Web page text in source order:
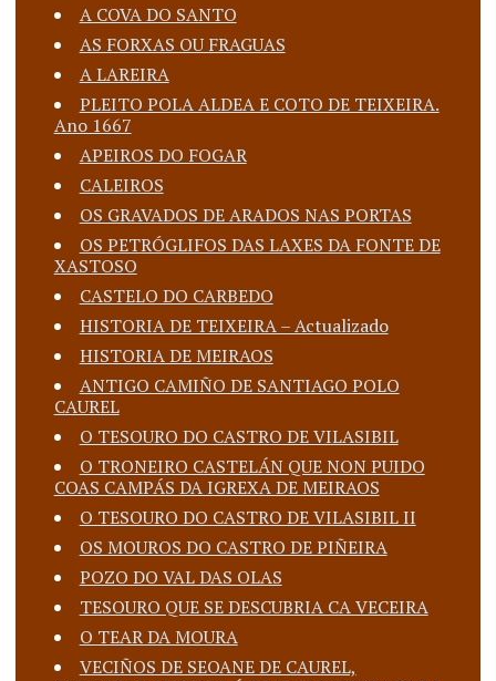
A COVA DO SANTO
AS FORXAS OU FRAGUAS
A LAREIRA
PLEITO POLA ALDEA E COTO DE TEIXEIRA.
Ano 1667
APEIROS DO FOGAR
CALEIROS
OS GRAVADOS DE ARADOS NAS PORTAS
OS PETRÓGLIFOS DAS LAXES DA FONTE DE
XASTOSO
CASTELO DO CARBEDO
HISTORIA DE TEIXEIRA – Actualizado
HISTORIA DE MEIRAOS
ANTIGO CAMIÑO DE SANTIAGO POLO
CAUREL
O TESOURO DO CASTRO DE VILASIBIL
O TRONEIRO CASTELÁN QUE NON PUIDO
COAS CAMPÁS DA IGREXA DE MEIRAOS
O TESOURO DO CASTRO DE VILASIBIL II
OS MOUROS DO CASTRO DE PIÑEIRA
POZO DO VAL DAS OLAS
TESOURO QUE SE DESCUBRIA CA VECEIRA
O TEAR DA MOURA
VECIÑOS DE SEOANE DE CAUREL,